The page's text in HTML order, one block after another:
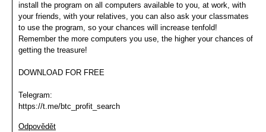
install the program on all computers available to you, at work, with
your friends, with your relatives, you can also ask your classmates
to use the program, so your chances will increase tenfold!
Remember the more computers you use, the higher your chances of
getting the treasure!
DOWNLOAD FOR FREE
Telegram:
https://t.me/btc_profit_search
Odpovědět